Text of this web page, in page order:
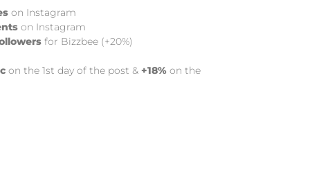
on Instagram
on Instagram
for Bizzbee (+20%)
on the 1st day of the post & +18% on the